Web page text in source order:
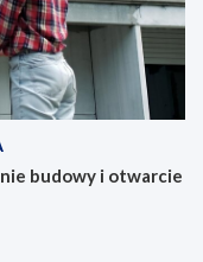
budowy i otwarcie